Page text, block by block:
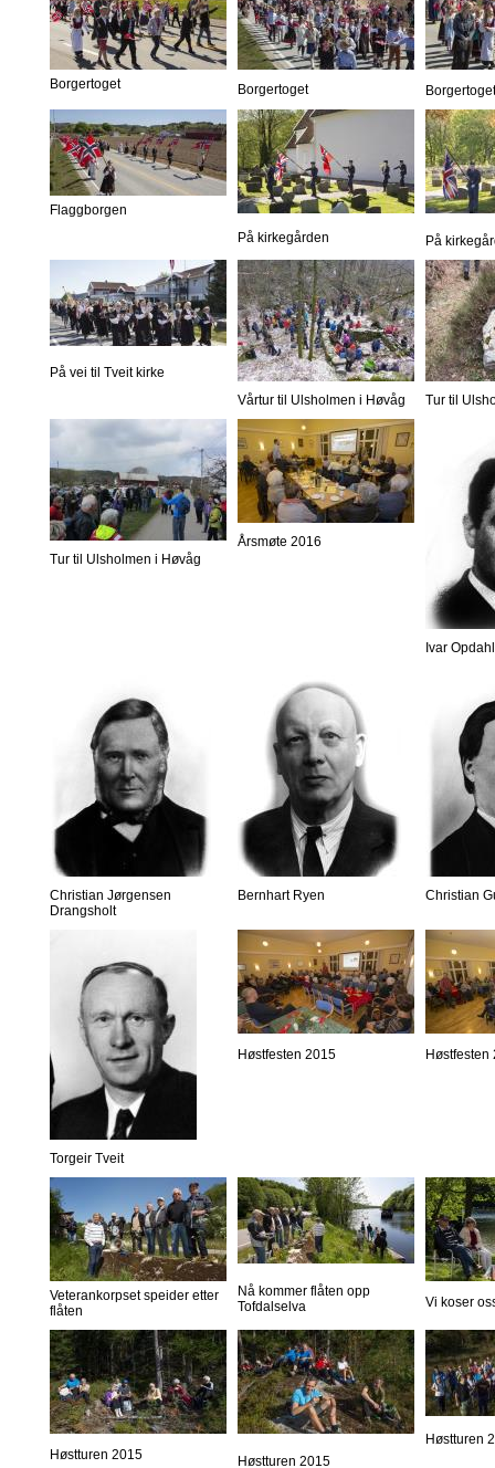
Borgertoget Borgertoget Borgertoget
Flaggborgen
På kirkegården
På
På vei til Tveit kirke
Vårtur til Ulsholmen i Høvåg
Tur til
Tur til Ulsholmen i Høvåg
Årsmøte 2016
Ivar Opdahl
Christian Jørgensen
Drangsholt
Bernhart Ryen Christian
Torgeir Tveit
Høstfesten 2015 Høstfesten
Veterankorpset speider etter
flåten
Nå kommer flåten opp
Tofdalselva
Vi koser
Høstturen 2015 Høstturen 2015
Høstturen